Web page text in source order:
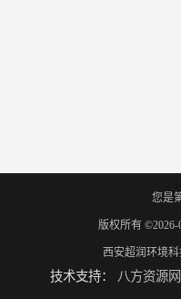
您是
版权所有 ©2026-
西安超润环境
技术支持： 八方资源网